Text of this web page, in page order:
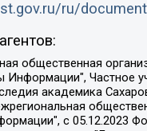
ru/
самодеятельности "Уральская правозащитная группа", Фонд содействия защите здоровья и социальной справедливости имени Андрея Рылькова, Автономная Некоммерческая Организация "Аналитический Центр Юрия Левады", Автономная некоммерческая организация социальной поддержки населения "Проект Апрель", Региональная общественная организация помощи женщинам и детям, находящимся в кризисной ситуации "Информационно-методический центр "Анна", Фонд содействия развитию массовых коммуникаций и правовому просвещению "Так-так-Так", Фонд содействия устойчивому развитию "Серебряная тайга", Свердловский региональный общественный фонд социальных проектов "Новое время", "Idel.Реалии", Кавказ.Реалии, Крым.Реалии, Телеканал Настоящее Время, Татаро-башкирская служба Радио Свобода (Azatliq Radiosi), Радио Свободная Европа/Радио Свобода (PCE/PC), "Сибирь.Реалии", "Фактограф", Благотворительный фонд помощи осужденным и их семьям, Автономная некоммерческая организация "Институт глобализации и социальных движений", Фонд "В защиту прав заключенных", Частное учреждение "Центр поддержки и содействия развитию средств массовой информации", Пензенский региональный общественный благотворительный фонд "Гражданский союз", "Север.Реалии", Некоммерческая организация Фонд "Правовая инициатива", Общество с ограниченной ответственностью "Радио Свободная Европа/Радио Свобода", Чешское информационное агентство "MEDIUM-ORIENT",